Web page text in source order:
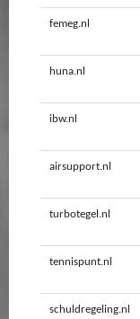
femeg.nl
huna.nl
ibw.nl
airsupport.nl
turbotegel.nl
tennispunt.nl
schuldregeling.nl